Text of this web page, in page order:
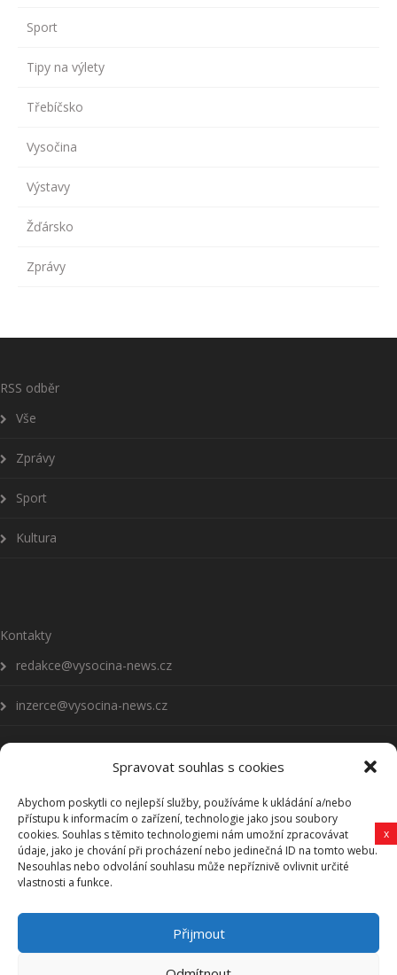
Spravovat souhlas s cookies
Abychom poskytli co nejlepší služby, používáme k ukládání a/nebo
přístupu k informacím o zařízení, technologie jako jsou soubory
cookies. Souhlas s těmito technologiemi nám umožní zpracovávat
údaje, jako je chování při procházení nebo jedinečná ID na tomto webu.
Nesouhlas nebo odvolání souhlasu může nepříznivě ovlivnit určité
vlastnosti a funkce.
Přijmout
Sport
Tipy na výlety
Třebíčsko
Vysočina
Výstavy
Žďársko
Zprávy
RSS odběr
Vše
Zprávy
Sport
Kultura
Kontakty
redakce@vysocina-news.cz
inzerce@vysocina-news.cz
Přihlásit se k odběru novinek
Všeobecné podmínky
Vysočina-news.cz
Zpravodajství z Vysočiny
x